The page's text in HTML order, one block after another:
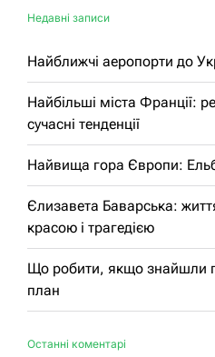
Недавні записи
Найближчі аеропорти до
Найбільші міста Франції:
сучасні тенденції
Найвища гора Європи:
Єлизавета Баварська:
красою і трагедією
Що робити, якщо знайшли
план
Останні коментарі